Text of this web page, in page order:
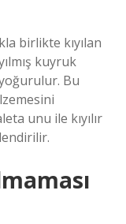
birlikte kıyılan
kuyruk
Bu
unu ile kıyılır